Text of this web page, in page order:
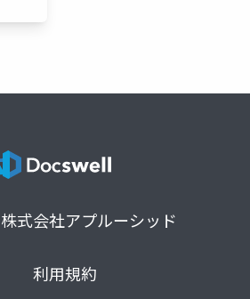
式会社アプルーシッド
利用規約